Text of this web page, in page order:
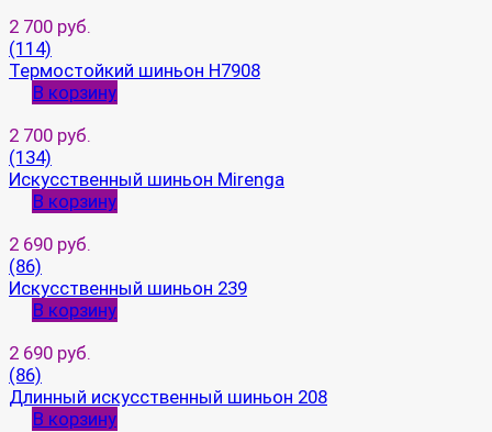
2 700 руб.
(114)
Термостойкий шиньон H7908
В корзину
2 700 руб.
(134)
Искусственный шиньон Mirenga
В корзину
2 690 руб.
(86)
Искусственный шиньон 239
В корзину
2 690 руб.
(86)
Длинный искусственный шиньон 208
В корзину